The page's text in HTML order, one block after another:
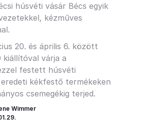
húsvéti vásár Bécs egyik
kézműves
20. és április 6. között
kiállítóval várja a
festett húsvéti
kékfestő termékeken
csemegékig terjed.
Wimmer